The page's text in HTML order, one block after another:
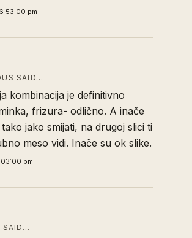
pm
SAID…
kombinacija je definitivno
frizura- odlično. A inače
jako smijati, na drugoj slici ti
meso vidi. Inače su ok slike.
pm
SAID…